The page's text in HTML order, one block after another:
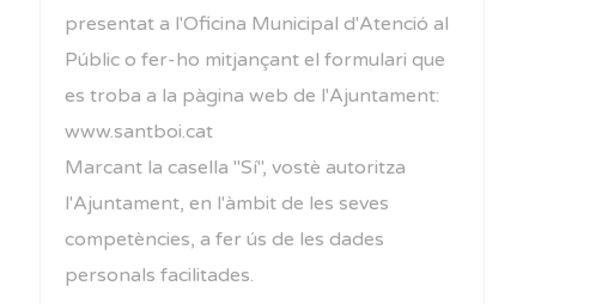
presentat a l'Oficina Municipal d'Atenció al
Públic o fer-ho mitjançant el formulari que
es troba a la pàgina web de l'Ajuntament:
www.santboi.cat
Marcant la casella "Sí", vostè autoritza
l'Ajuntament, en l'àmbit de les seves
competències, a fer ús de les dades
personals facilitades.